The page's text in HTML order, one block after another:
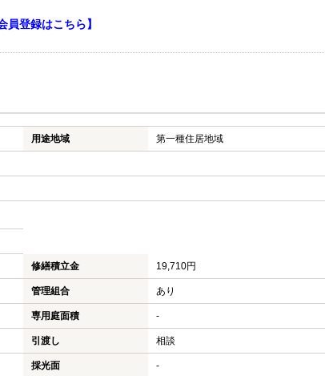
員登録はこちら】
用途地域 第一種住居地域
修繕積立金 19,710円
管理組合 あり
専用庭面積 -
引渡し 相談
採光面 -